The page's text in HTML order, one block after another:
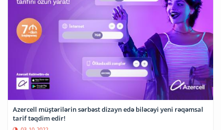
Azercell müştərilərin sərbəst dizayn edə biləcəyi yeni rəqəmsal
tarif təqdim edir!